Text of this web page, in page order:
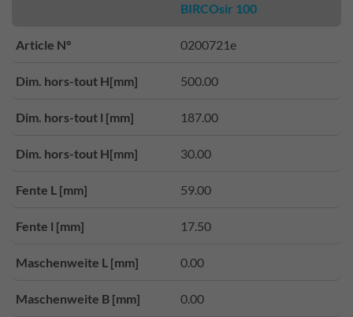
BIRCOsir 100
Article N° 0200721e
Dim. hors-tout H[mm] 500.00
Dim. hors-tout l [mm] 187.00
Dim. hors-tout H[mm] 30.00
Fente L [mm] 59.00
Fente l [mm] 17.50
Maschenweite L [mm] 0.00
Maschenweite B [mm] 0.00